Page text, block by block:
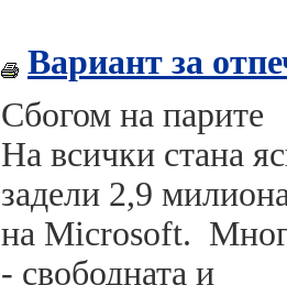
Вариант за
Сбогом на парите
На всички стана
задели 2,9
на Microsoft.
- свободната и